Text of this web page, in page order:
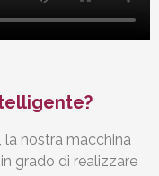
nostra macchina
grado di realizzare